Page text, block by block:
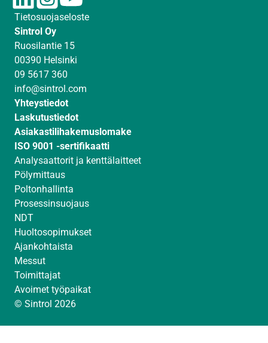
i
n
k
e
d
I
n
n
s
a
g
r
a
m
u
Tietosuojaseloste
Sintrol Oy
Ruosilantie 15
00390 Helsinki
09 5617 360
info@sintrol.com
Yhteystiedot
Laskutustiedot
Asiakastilihakemuslomake
ISO 9001 -sertifikaatti
Analysaattorit ja kenttälaitteet
Pölymittaus
Poltonhallinta
Prosessinsuojaus
NDT
Huoltosopimukset
Ajankohtaista
Messut
Toimittajat
Avoimet työpaikat
© Sintrol 2026